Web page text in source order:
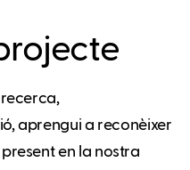
aprengui a reconèixer
en la nostra